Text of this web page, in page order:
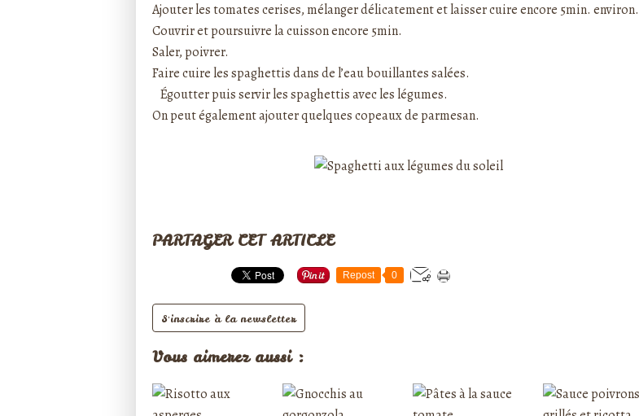
Ajouter les tomates cerises, mélanger délicatement et laisser cuire encore 5min. environ.
Couvrir et poursuivre la cuisson encore 5min.
Saler, poivrer.
Faire cuire les spaghettis dans de l’eau bouillantes salées.
Égoutter puis servir les spaghettis avec les légumes.
On peut également ajouter quelques copeaux de parmesan.
PARTAGER CET ARTICLE
Repost 0
S'inscrire à la newsletter
Vous aimerez aussi :